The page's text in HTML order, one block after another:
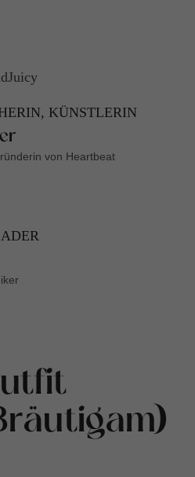
KÜNSTLERIN
von Heartbeat